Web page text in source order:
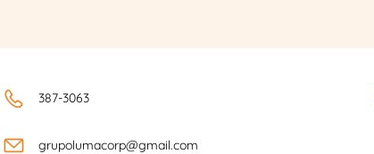
387-3063
grupolumacorp@gmail.com